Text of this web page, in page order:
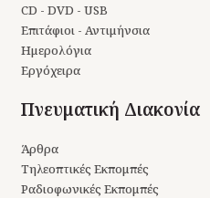
CD - DVD - USB
Επιτάφιοι - Αντιμήνσια
Ημερολόγια
Εργόχειρα
Πνευματική Διακονία
Άρθρα
Τηλεοπτικές Εκπομπές
Ραδιοφωνικές Εκπομπές